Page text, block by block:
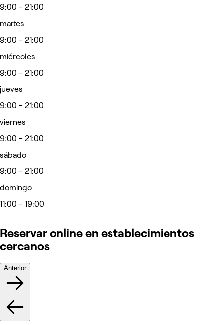
9:00 - 21:00
martes
9:00 - 21:00
miércoles
9:00 - 21:00
jueves
9:00 - 21:00
viernes
9:00 - 21:00
sábado
9:00 - 21:00
domingo
11:00 - 19:00
Reservar online en establecimientos
cercanos
Anterior